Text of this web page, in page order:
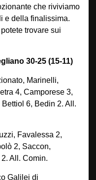
che riviviamo
e della finalissima.
trovare sui
30-25 (15-11)
Marinelli,
4, Camporese 3,
6, Bedin 2. All.
Favalessa 2,
2, Saccon,
All. Comin.
Galilei di